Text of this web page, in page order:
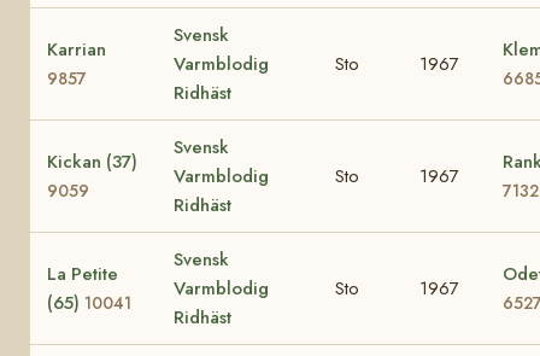
Karrian
9857
Svensk
Varmblodig
Ridhäst
Sto 1967
Kickan (37)
9059
Svensk
Varmblodig
Ridhäst
Sto 1967
7132
La Petite
(65) 10041
Svensk
Varmblodig
Ridhäst
Sto 1967